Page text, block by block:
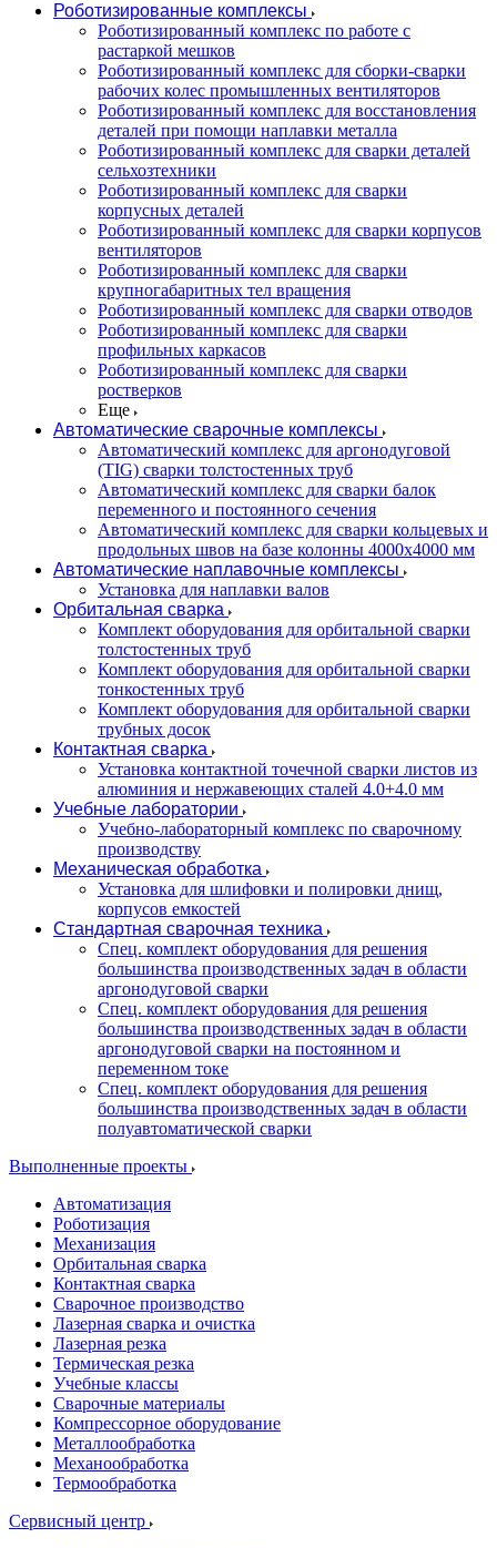
Роботизированные комплексы
Роботизированный комплекс по работе с
растаркой мешков
Роботизированный комплекс для сборки-сварки
рабочих колес промышленных вентиляторов
Роботизированный комплекс для восстановления
деталей при помощи наплавки металла
Роботизированный комплекс для сварки деталей
сельхозтехники
Роботизированный комплекс для сварки
корпусных деталей
Роботизированный комплекс для сварки корпусов
вентиляторов
Роботизированный комплекс для сварки
крупногабаритных тел вращения
Роботизированный комплекс для сварки отводов
Роботизированный комплекс для сварки
профильных каркасов
Роботизированный комплекс для сварки
ростверков
Еще
Автоматические сварочные комплексы
Автоматический комплекс для аргонодуговой
(TIG) сварки толстостенных труб
Автоматический комплекс для сварки балок
переменного и постоянного сечения
Автоматический комплекс для сварки кольцевых и
продольных швов на базе колонны 4000x4000 мм
Автоматические наплавочные комплексы
Установка для наплавки валов
Орбитальная сварка
Комплект оборудования для орбитальной сварки
толстостенных труб
Комплект оборудования для орбитальной сварки
тонкостенных труб
Комплект оборудования для орбитальной сварки
трубных досок
Контактная сварка
Установка контактной точечной сварки листов из
алюминия и нержавеющих сталей 4.0+4.0 мм
Учебные лаборатории
Учебно-лабораторный комплекс по сварочному
производству
Механическая обработка
Установка для шлифовки и полировки днищ,
корпусов емкостей
Стандартная сварочная техника
Спец. комплект оборудования для решения
большинства производственных задач в области
аргонодуговой сварки
Спец. комплект оборудования для решения
большинства производственных задач в области
аргонодуговой сварки на постоянном и
переменном токе
Спец. комплект оборудования для решения
большинства производственных задач в области
полуавтоматической сварки
Выполненные проекты
Автоматизация
Роботизация
Механизация
Орбитальная сварка
Контактная сварка
Сварочное производство
Лазерная сварка и очистка
Лазерная резка
Термическая резка
Учебные классы
Сварочные материалы
Компрессорное оборудование
Металлообработка
Механообработка
Термообработка
Сервисный центр